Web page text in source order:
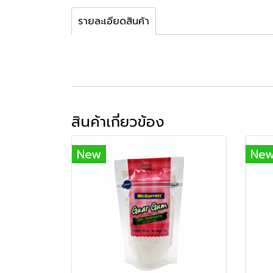
รายละเอียดสินค้า
สินค้าเกี่ยวข้อง
New